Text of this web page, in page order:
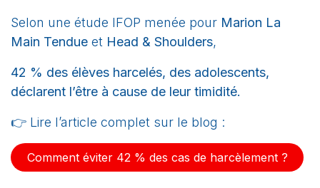
Selon une étude IFOP menée pour Marion La
Main Tendue et Head & Shoulders,
42 % des élèves harcelés, des adolescents,
déclarent l’être à cause de leur timidité.
👉 Lire l’article complet sur le blog :
Comment éviter 42 % des cas de harcèlement ?